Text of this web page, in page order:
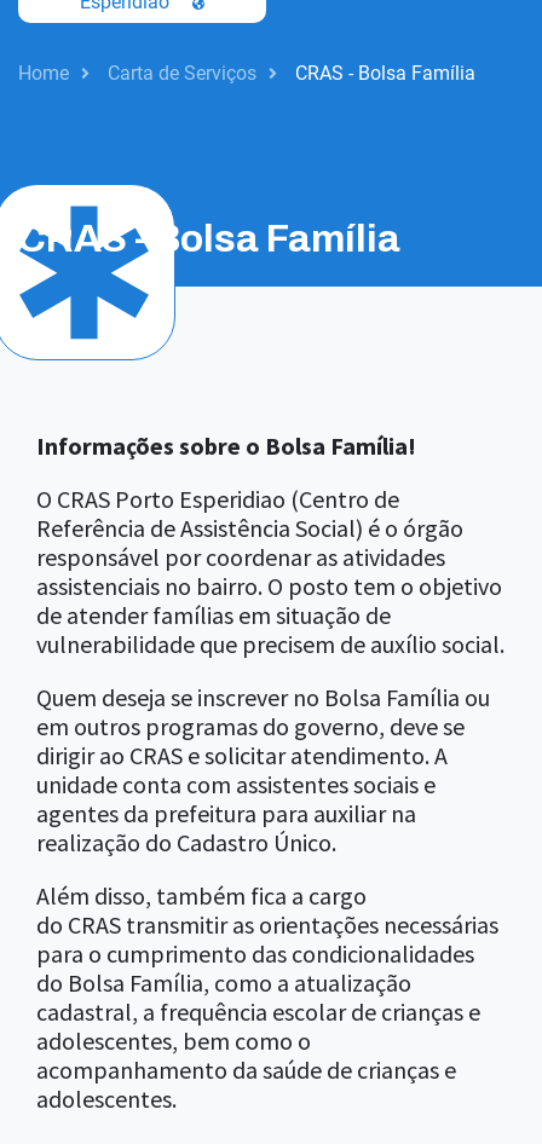
Home Carta de Serviços CRAS - Bolsa Família
CRAS - Bolsa Família
Informações sobre o Bolsa Família!
O CRAS Porto Esperidiao (Centro de
Referência de Assistência Social) é o órgão
responsável por coordenar as atividades
assistenciais no bairro. O posto tem o objetivo
de atender famílias em situação de
vulnerabilidade que precisem de auxílio social.
Quem deseja se inscrever no Bolsa Família ou
em outros programas do governo, deve se
dirigir ao CRAS e solicitar atendimento. A
unidade conta com assistentes sociais e
agentes da prefeitura para auxiliar na
realização do Cadastro Único.
Além disso, também fica a cargo
do CRAS transmitir as orientações necessárias
para o cumprimento das condicionalidades
do Bolsa Família, como a atualização
cadastral, a frequência escolar de crianças e
adolescentes, bem como o
acompanhamento da saúde de crianças e
adolescentes.